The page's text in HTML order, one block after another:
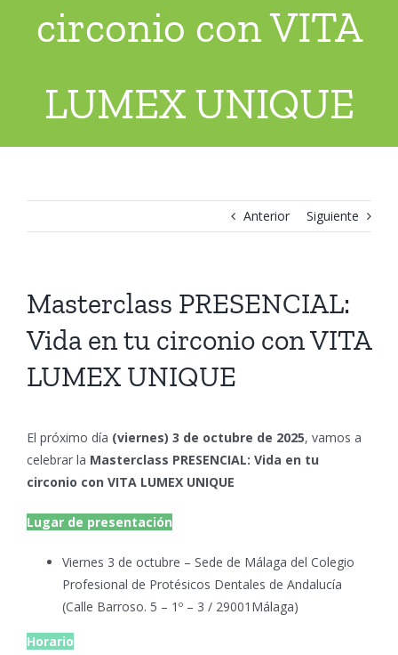
circonio con VITA
LUMEX UNIQUE
Anterior Siguiente
Ver
imagen
más
Masterclass PRESENCIAL:
Vida en tu circonio con VITA
LUMEX UNIQUE
El próximo día (viernes) 3 de octubre de 2025, vamos a
celebrar la Masterclass PRESENCIAL: Vida en tu
circonio con VITA LUMEX UNIQUE
Lugar de presentación
Viernes 3 de octubre – Sede de Málaga del Colegio
Profesional de Protésicos Dentales de Andalucía
(Calle Barroso. 5 – 1º – 3 / 29001Málaga)
Horario